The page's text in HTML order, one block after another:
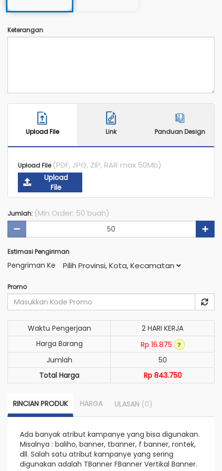
Keterangan
Upload File Link Panduan Design
Upload File (PDF, JPG, ZIP, RAR max 50Mb)
Upload
File
Jumlah: (Min Order: 50 buah)
Estimasi Pengiriman
Pengriman Ke Pilih Provinsi, Kota, Kecamatan
Promo
Waktu Pengerjaan
2 HARI KERJA
Harga Barang
Rp 16.875
Jumlah
50
Total Harga
Rp 843.750
RINCIAN PRODUK HARGA ULASAN (0)
Ada banyak atribut kampanye yang bisa digunakan.
Misalnya : baliho, banner, tbanner, f banner, rontek,
dll. Salah satu atribut kampanye yang sering
digunakan adalah TBanner FBanner Vertikal Banner.